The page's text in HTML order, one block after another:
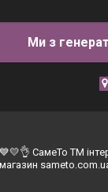
Ми з
💙💛👌 СамеТо ТМ
магазин